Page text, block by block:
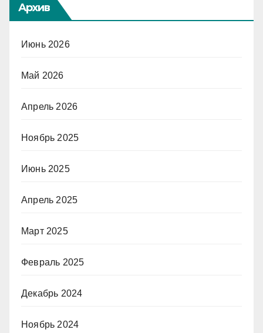
Архив
Июнь 2026
Май 2026
Апрель 2026
Ноябрь 2025
Июнь 2025
Апрель 2025
Март 2025
Февраль 2025
Декабрь 2024
Ноябрь 2024